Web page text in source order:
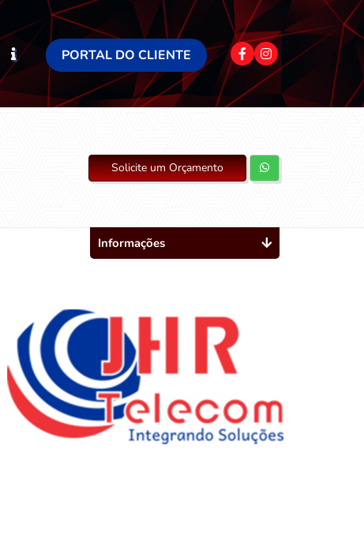
PORTAL DO CLIENTE
Solicite um Orçamento
Informações